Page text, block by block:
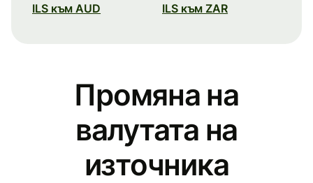
ILS към AUD ILS към ZAR
Промяна на
валутата на
източника